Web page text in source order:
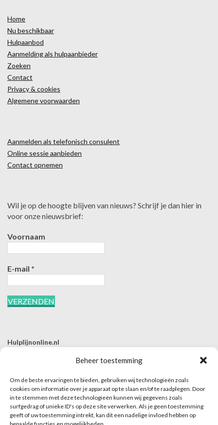
Beheer toestemming
Om de beste ervaringen te bieden, gebruiken wij technologieën zoals
cookies om informatie over je apparaat op te slaan en/of te raadplegen. Door
in te stemmen met deze technologieën kunnen wij gegevens zoals
surfgedrag of unieke ID's op deze site verwerken. Als je geen toestemming
geeft of uw toestemming intrekt, kan dit een nadelige invloed hebben op
Home
Nu beschikbaar
Hulpaanbod
Aanmelding als hulpaanbieder
Zoeken
Contact
Privacy & cookies
Algemene voorwaarden
Aanmelden als telefonisch consulent
Online sessie aanbieden
Contact opnemen
Wil je op de hoogte blijven van nieuws? Schrijf je dan hier in
voor onze nieuwsbrief:
Voornaam
E-mail *
Hulplijnonline.nl
E | info@hulplijnonline.nl
Contactformulier
Over Hulplijnonline.nl
Het team van Hulplijnonline.nl